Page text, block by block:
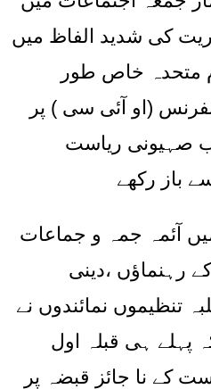
کی شدید الفاظ میں
متحدہ خاص طور
(او آئی سی ) پر
صہیونی ریاست
آئمہ جمہ و جماعات
رہنماؤں ،دینی
تنظیموں نمائندوں نے
پہلے ہی قبلہ اول
کے نا جائز قبضہ پر